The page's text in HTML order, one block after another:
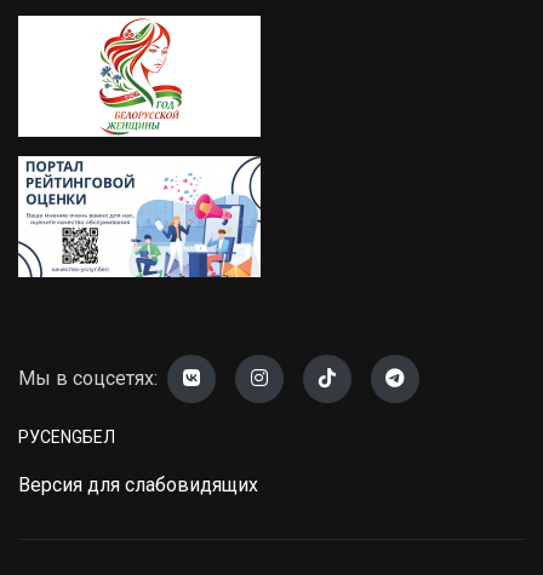
Мы в соцсетях:
РУСENGБЕЛ
Версия для слабовидящих